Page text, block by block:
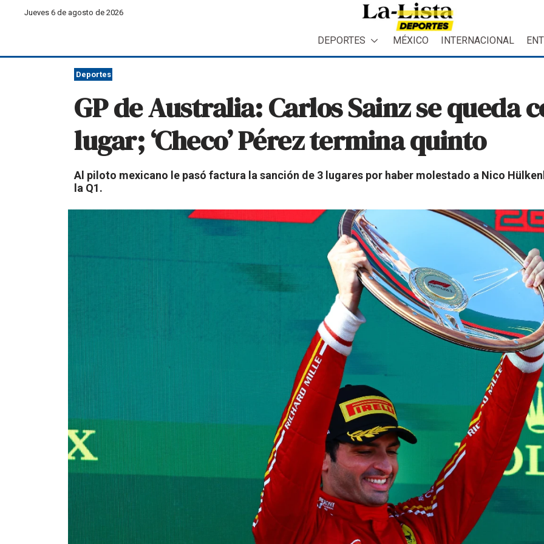
Jueves 6 de agosto de 2026
DEPORTES MÉXICO INTERNACIONAL
Deportes
GP de Australia: Carlos Sainz se queda
lugar; ‘Checo’ Pérez termina quinto
Al piloto mexicano le pasó factura la sanción de 3 lugares por haber molestado a Nico
la Q1.